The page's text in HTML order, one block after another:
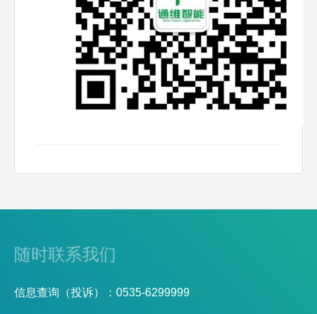
随时联系我们
信息查询（投诉）：0535-6299999